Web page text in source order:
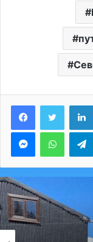
Messenger